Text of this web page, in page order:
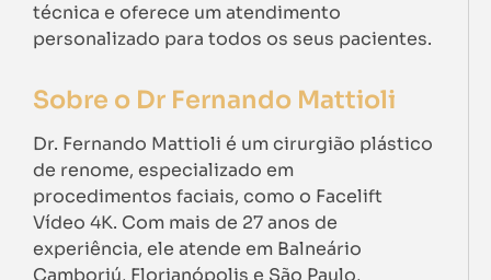
técnica e oferece um atendimento
personalizado para todos os seus pacientes.
Sobre o Dr Fernando Mattioli
Dr. Fernando Mattioli é um cirurgião plástico
de renome, especializado em
procedimentos faciais, como o Facelift
Vídeo 4K. Com mais de 27 anos de
experiência, ele atende em Balneário
Camboriú, Florianópolis e São Paulo,